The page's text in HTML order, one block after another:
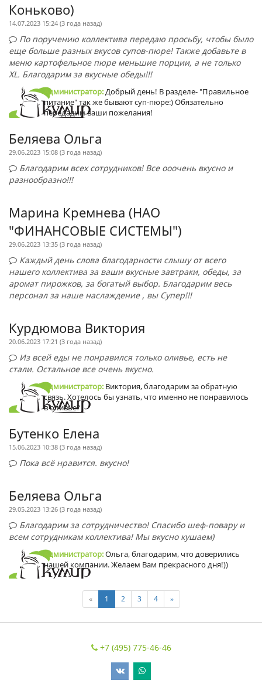
Коньково)
14.07.2023 15:24 (3 года назад)
По поручению коллектива передаю просьбу, чтобы было
еще больше разных вкусов супов-пюре! Также добавьте в
меню картофельное пюре меньшие порции, а не только
XL. Благодарим за вкусные обеды!!!
Администратор:Добрый день! В разделе- "Правильное
питание" так же бывают суп-пюре:) Обязательно
передадим ваши пожелания!
Беляева Ольга
29.06.2023 15:08 (3 года назад)
Благодарим всех сотрудников! Все ооочень вкусно и
разнообразно!!!
Марина Кремнева (НАО
"ФИНАНСОВЫЕ СИСТЕМЫ")
29.06.2023 13:35 (3 года назад)
Каждый день слова благодарности слышу от всего
нашего коллектива за ваши вкусные завтраки, обеды, за
аромат пирожков, за богатый выбор. Благодарим весь
персонал за наше наслаждение , вы Супер!!!
Курдюмова Виктория
20.06.2023 17:21 (3 года назад)
Из всей еды не понравился только оливье, есть не
стали. Остальное все очень вкусно.
Администратор: Виктория, благодарим за обратную
связь. Хотелось бы узнать, что именно не понравилось
в оливье?
Бутенко Елена
15.06.2023 10:38 (3 года назад)
Пока всё нравится. вкусно!
Беляева Ольга
29.05.2023 13:26 (3 года назад)
Благодарим за сотрудничество! Спасибо шеф-повару и
всем сотрудникам коллектива! Мы вкусно кушаем)
Администратор:Ольга, благодарим, что доверились
нашей компании. Желаем Вам прекрасного дня!))
« 1 2 3 4 »
+7 (495) 775-46-46